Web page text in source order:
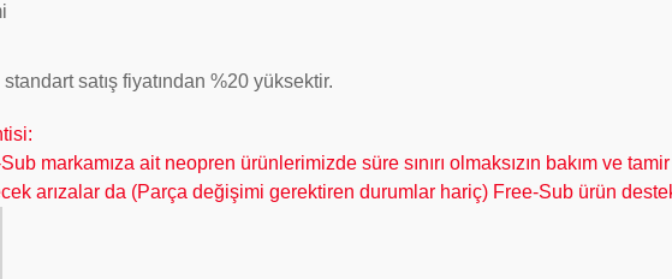
standart satış fiyatından %20 yüksektir.
markamıza ait neopren ürünlerimizde süre sınırı olmaksızın bakım ve
arızalar da (Parça değişimi gerektiren durumlar hariç) Free-Sub ürün